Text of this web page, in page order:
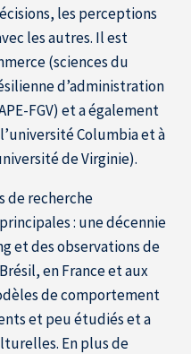
les perceptions
les autres. Il est
(sciences du
d’administration
FGV) et a également
Columbia et à
de Virginie).
de recherche
: une décennie
et des observations de
en France et aux
de comportement
et peu étudiés et a
En plus de